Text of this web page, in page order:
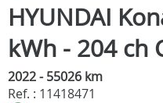
HYUNDAI
kWh - 204 ch
2022 - 55026 km
Ref. : 11418471